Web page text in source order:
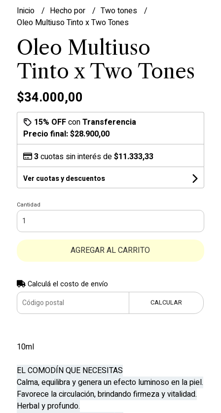
Inicio Hecho por
Two tones
Oleo Multiuso Tinto x Two Tones
Oleo Multiuso
Tinto x Two Tones
$34.000,00
15% OFFconTransferencia
Precio final:$28.900,00
3cuotas sin interés de$11.333,33
Ver cuotas y descuentos
Cantidad
AGREGAR AL CARRITO
Calculá el costo de envío
CALCULAR
10ml
EL COMODÍN QUE NECESITAS
Calma, equilibra y genera un efecto luminoso en la piel.
Favorece la circulación, brindando firmeza y vitalidad.
Herbal y profundo.